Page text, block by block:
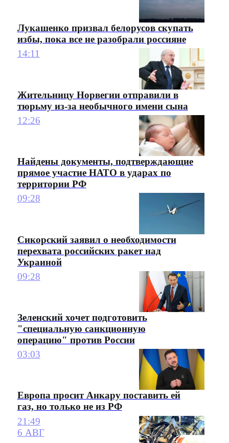
Лукашенко призвал белорусов скупать
избы, пока все не разобрали россияне
14:11
Жительницу Норвегии отправили в
тюрьму из-за необычного имени сына
12:26
Найдены документы, подтверждающие
прямое участие НАТО в ударах по
территории РФ
09:28
Сикорский заявил о необходимости
перехвата российских ракет над
Украиной
09:28
Зеленский хочет подготовить
"специальную санкционную
операцию" против России
03:03
Европа просит Анкару поставить ей
газ, но только не из РФ
21:49
6 АВГ